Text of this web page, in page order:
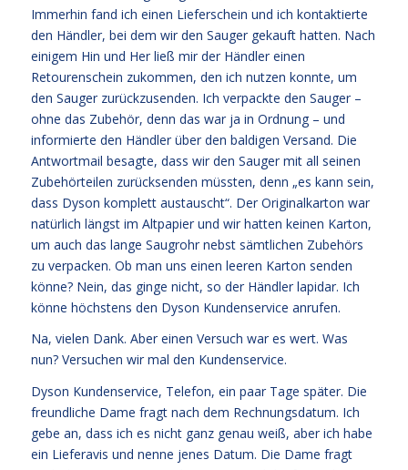
Immerhin fand ich einen Lieferschein und ich kontaktierte
den Händler, bei dem wir den Sauger gekauft hatten. Nach
einigem Hin und Her ließ mir der Händler einen
Retourenschein zukommen, den ich nutzen konnte, um
den Sauger zurückzusenden. Ich verpackte den Sauger –
ohne das Zubehör, denn das war ja in Ordnung – und
informierte den Händler über den baldigen Versand. Die
Antwortmail besagte, dass wir den Sauger mit all seinen
Zubehörteilen zurücksenden müssten, denn „es kann sein,
dass Dyson komplett austauscht“. Der Originalkarton war
natürlich längst im Altpapier und wir hatten keinen Karton,
um auch das lange Saugrohr nebst sämtlichen Zubehörs
zu verpacken. Ob man uns einen leeren Karton senden
könne? Nein, das ginge nicht, so der Händler lapidar. Ich
könne höchstens den Dyson Kundenservice anrufen.
Na, vielen Dank. Aber einen Versuch war es wert. Was
nun? Versuchen wir mal den Kundenservice.
Dyson Kundenservice, Telefon, ein paar Tage später. Die
freundliche Dame fragt nach dem Rechnungsdatum. Ich
gebe an, dass ich es nicht ganz genau weiß, aber ich habe
ein Lieferavis und nenne jenes Datum. Die Dame fragt